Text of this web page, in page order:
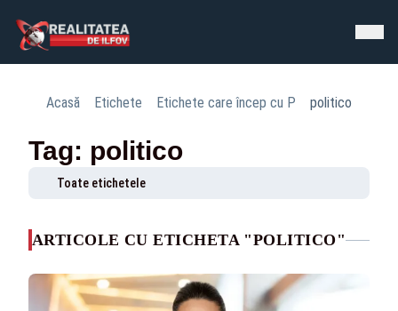
Acasă Etichete Etichete care încep cu P politico
Tag: politico
Toate etichetele
ARTICOLE CU ETICHETA "POLITICO"